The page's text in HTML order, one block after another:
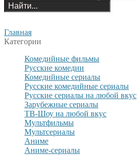
Главная
Категории
Комедийные фильмы
Русские комедии
Комедийные сериалы
Русские комедийные сериалы
Русские сериалы на любой вкус
Зарубежные сериалы
ТВ-Шоу на любой вкус
Мультфильмы
Мультсериалы
Аниме
Аниме-сериалы